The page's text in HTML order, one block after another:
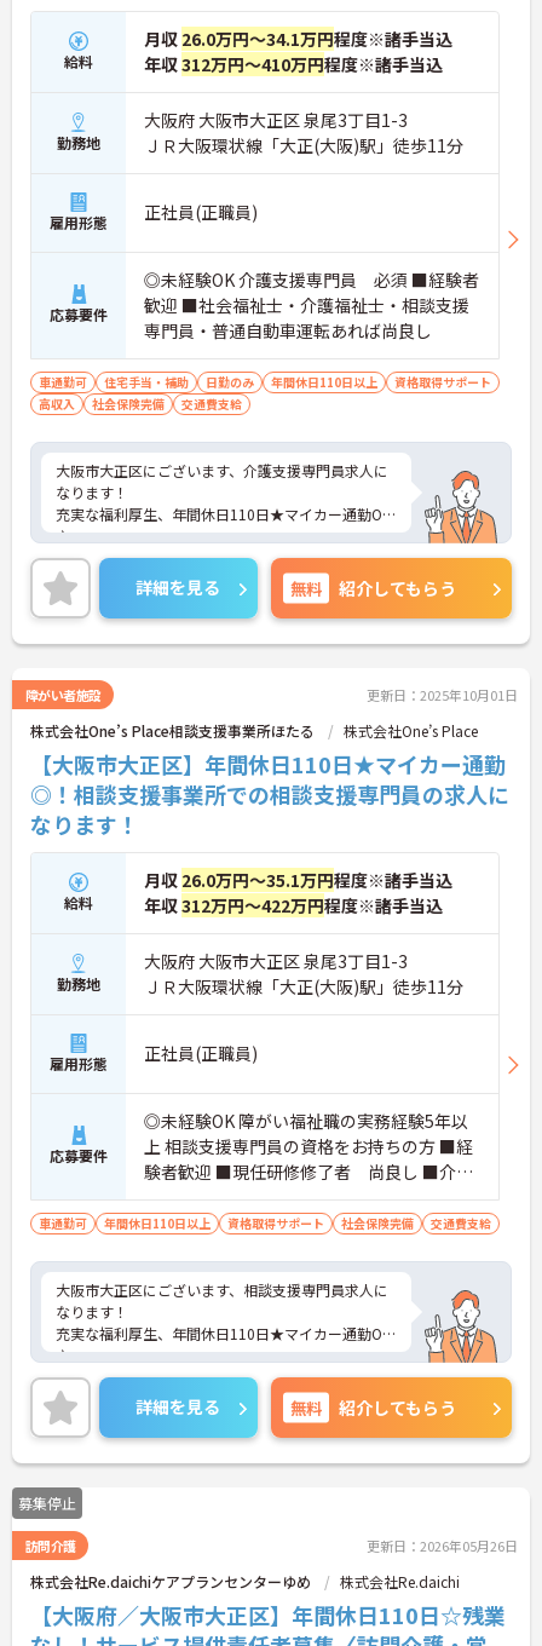
給料
月収 26.0万円～34.1万円程度※諸手当込
年収312万円～410万円程度※諸手当込
勤務地
大阪府 大阪市大正区 泉尾3丁目1-3
ＪＲ大阪環状線「大正(大阪)駅」徒歩11分
雇用形態 正社員(正職員)
応募要件
◎未経験OK 介護支援専門員 必須 ■経験者
歓迎 ■社会福祉士・介護福祉士・相談支援
専門員・普通自動車運転あれば尚良し
車通勤可 住宅手当・補助 日勤のみ 年間休日110日以上
資格取得サポート
高収入
社会保険完備 交通費支給
大阪市大正区にございます、介護支援専門員求人に
なります！
充実な福利厚生、年間休日110日★マイカー通勤OK
♪
ご興味のある方は、マイナビ介護職までお問い合わ
せください。詳細を見る 無料 紹介してもらう
障がい者施設 更新日：2025年10月01日
株式会社One’s Place相談支援事業所ほたる 株式会社One’s Place
【大阪市大正区】年間休日110日★マイカー通勤
◎！相談支援事業所での相談支援専門員の求人に
なります！
給料
月収 26.0万円～35.1万円程度※諸手当込
年収312万円～422万円程度※諸手当込
勤務地
大阪府 大阪市大正区 泉尾3丁目1-3
ＪＲ大阪環状線「大正(大阪)駅」徒歩11分
雇用形態 正社員(正職員)
応募要件
◎未経験OK 障がい福祉職の実務経験5年以
上 相談支援専門員の資格をお持ちの方 ■経
験者歓迎 ■現任研修修了者 尚良し ■介護
支援専門員、社会福祉士、介護福祉士あれ
ば尚良し
車通勤可 年間休日110日以上 資格取得サポート 社会保険完備 交通費支給
大阪市大正区にございます、相談支援専門員求人に
なります！
充実な福利厚生、年間休日110日★マイカー通勤OK
♪
ご興味のある方は、マイナビ介護職までお問い合わ
せください。詳細を見る 無料 紹介してもらう
募集停止
訪問介護 更新日：2026年05月26日
株式会社Re.daichiケアプランセンターゆめ 株式会社Re.daichi
【大阪府／大阪市大正区】年間休日110日☆残業